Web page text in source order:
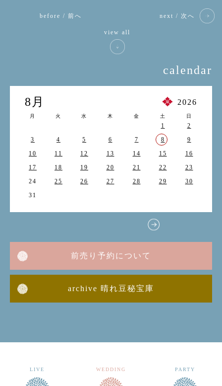
before / 前へ next / 次へ
view all
calendar
8月 2026
月 火 水 木 金 土 日
1
2
3
4 5 6 7 8
9
10
11 12 13 14 15
16
17
18 19 20 21 22
23
24
25 26 27 28 29
30
31
前売り予約について
archive 晴れ豆秘宝庫
LIVE WEDDING PARTY